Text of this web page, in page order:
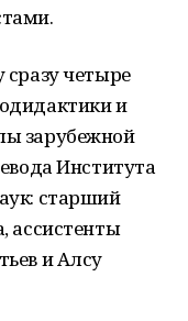
.
четыре
и
зарубежной
Института
: старший
,ассистенты
и Алсу